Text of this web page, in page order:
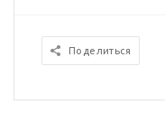
Поделиться